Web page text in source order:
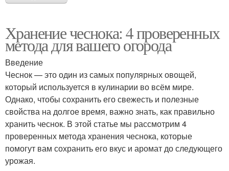
Хранение чеснока: 4 проверенных
метода для вашего огорода
Введение
Чеснок — это один из самых популярных овощей,
который используется в кулинарии во всём мире.
Однако, чтобы сохранить его свежесть и полезные
свойства на долгое время, важно знать, как правильно
хранить чеснок. В этой статье мы рассмотрим 4
проверенных метода хранения чеснока, которые
помогут вам сохранить его вкус и аромат до следующего
урожая.